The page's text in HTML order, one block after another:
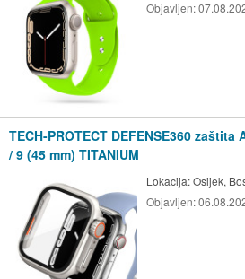
Objavljen:
TECH-PROTECT DEFENSE360 zaštita
/ 9 (45 mm) TITANIUM
Lokacija:Osijek,
Objavljen: